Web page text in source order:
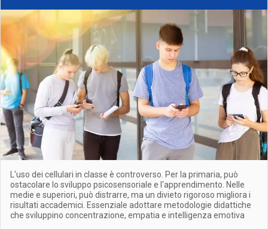
L'uso dei cellulari in classe è controverso. Per la primaria, può
ostacolare lo sviluppo psicosensoriale e l'apprendimento. Nelle
medie e superiori, può distrarre, ma un divieto rigoroso migliora i
risultati accademici. Essenziale adottare metodologie didattiche
che sviluppino concentrazione, empatia e intelligenza emotiva